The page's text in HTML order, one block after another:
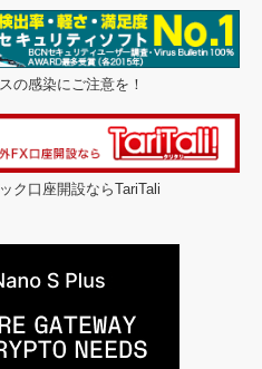
の感染にご注意を！
ク口座開設ならTariTali